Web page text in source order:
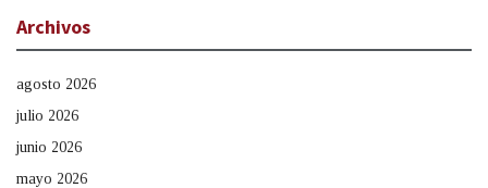
Archivos
agosto 2026
julio 2026
junio 2026
mayo 2026